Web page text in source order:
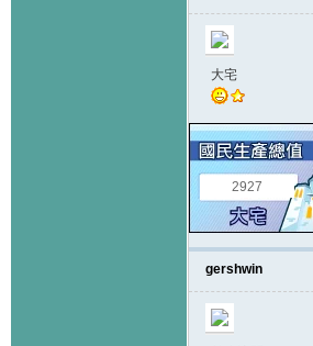
大宅
2927
gershwin